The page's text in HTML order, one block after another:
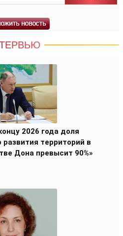
2026 года доля
развития территорий в
Дона превысит 90%»